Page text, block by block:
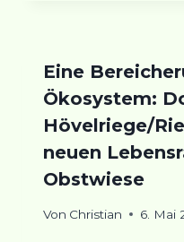
Eine
Ökosystem:
Hövelriege/
neuen
Obstwiese
Von Christian 6. Mai